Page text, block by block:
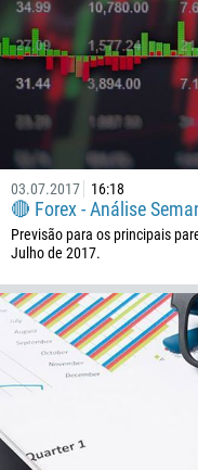
03.07.2017 16:18
🔴 Forex - Análise
Previsão para os principais
Julho de 2017.